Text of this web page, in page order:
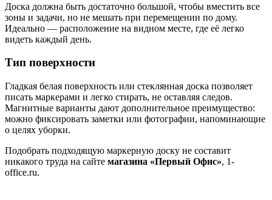
Доска должна быть достаточно большой, чтобы вместить все
зоны и задачи, но не мешать при перемещении по дому.
Идеально — расположение на видном месте, где её легко
видеть каждый день.
Тип поверхности
Гладкая белая поверхность или стеклянная доска позволяет
писать маркерами и легко стирать, не оставляя следов.
Магнитные варианты дают дополнительное преимущество:
можно фиксировать заметки или фотографии, напоминающие
о целях уборки.
Подобрать подходящую маркерную доску не составит
никакого труда на сайте магазина «Первый Офис», 1-
office.ru.